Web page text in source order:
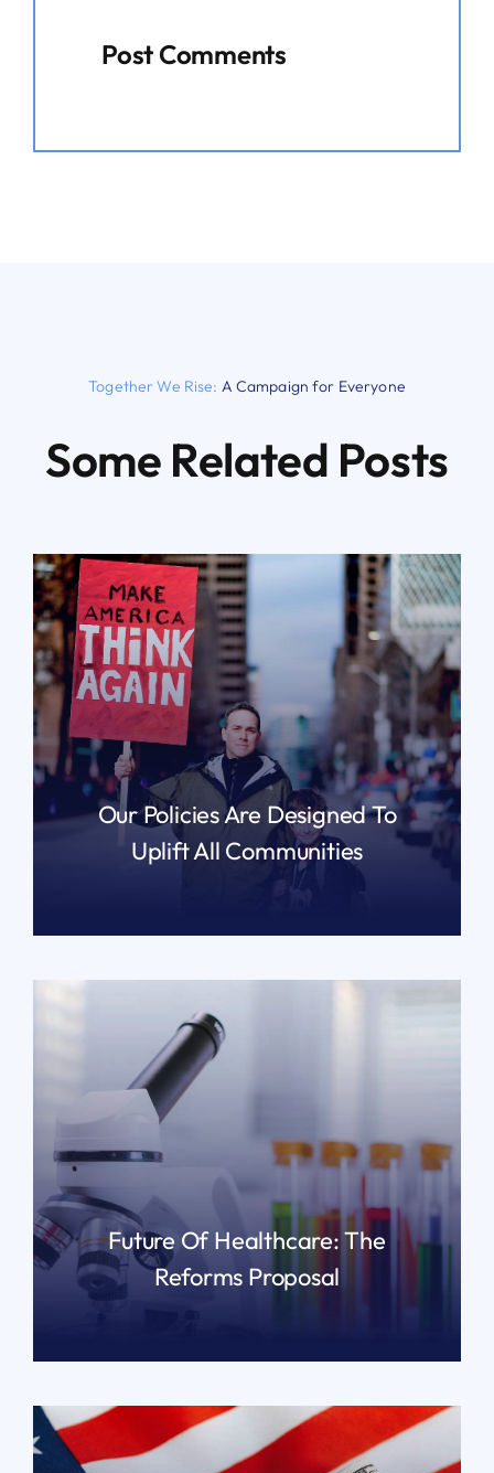
Post Comments
Together We Rise: A Campaign for Everyone
Some Related Posts
Our Policies Are Designed To
Uplift All Communities
Future Of Healthcare: The
Reforms Proposal